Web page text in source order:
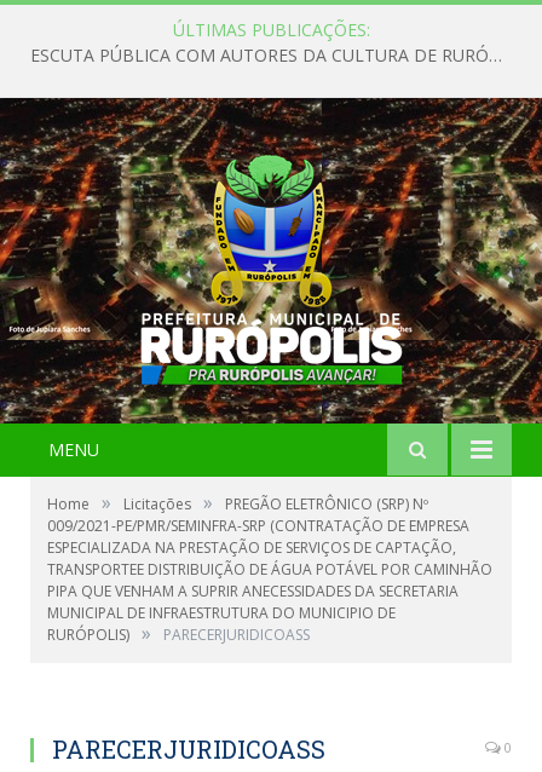
ÚLTIMAS PUBLICAÇÕES:
ESCUTA PÚBLICA COM AUTORES DA CULTURA DE RURÓPOLIS
MENU
Home » Licitações »
PREGÃO ELETRÔNICO (SRP) Nº
009/2021-PE/PMR/SEMINFRA-SRP (CONTRATAÇÃO DE EMPRESA
ESPECIALIZADA NA PRESTAÇÃO DE SERVIÇOS DE CAPTAÇÃO,
TRANSPORTEE DISTRIBUIÇÃO DE ÁGUA POTÁVEL POR CAMINHÃO
PIPA QUE VENHAM A SUPRIR ANECESSIDADES DA SECRETARIA
MUNICIPAL DE INFRAESTRUTURA DO MUNICIPIO DE
RURÓPOLIS) » PARECERJURIDICOASS
PARECERJURIDICOASS 0